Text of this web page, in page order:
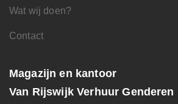
Wat wij doen?
Contact
Magazijn en kantoor
Van Rijswijk Verhuur Genderen